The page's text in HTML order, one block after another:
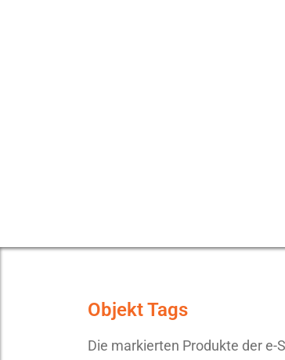
Objekt Tags
Die markierten Produkte der e-